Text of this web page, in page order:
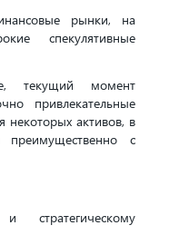
рынки, на
спекулятивные
текущий момент
привлекательные
некоторых активов, в
с